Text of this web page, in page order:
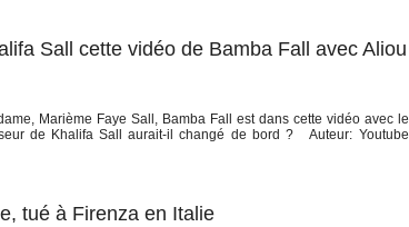
Sall cette vidéo de Bamba Fall avec Aliou
Marième Faye Sall, Bamba Fall est dans cette vidéo avec le
de Khalifa Sall aurait-il changé de bord ? Auteur: Youtube
tué à Firenza en Italie